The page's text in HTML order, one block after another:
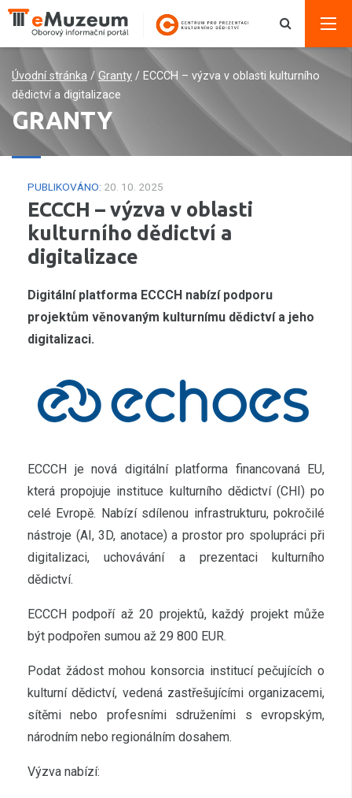
Úvodní stránka / Granty / ECCCH – výzva v oblasti kulturního
dědictví a digitalizace
GRANTY
PUBLIKOVÁNO: 20. 10. 2025
ECCCH – výzva v oblasti
kulturního dědictví a
digitalizace
Digitální platforma ECCCH nabízí podporu
projektům věnovaným kulturnímu dědictví a jeho
digitalizaci.
ECCCH je nová digitální platforma financovaná EU,
která propojuje instituce kulturního dědictví (CHI) po
celé Evropě. Nabízí sdílenou infrastrukturu, pokročilé
nástroje (AI, 3D, anotace) a prostor pro spolupráci při
digitalizaci, uchovávání a prezentaci kulturního
dědictví.
ECCCH podpoří až 20 projektů, každý projekt může
být podpořen sumou až 29 800 EUR.
Podat žádost mohou konsorcia institucí pečujících o
kulturní dědictví, vedená zastřešujícími organizacemi,
sítěmi nebo profesními sdruženími s evropským,
národním nebo regionálním dosahem.
Výzva nabízí: